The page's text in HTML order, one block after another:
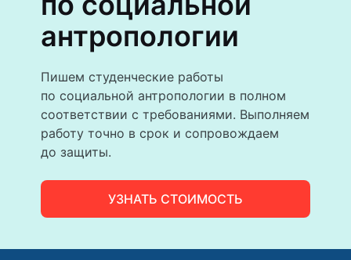
антропологии
Пишем студенческие работы
по социальной антропологии в полном
соответствии с требованиями. Выполняем
работу точно в срок и сопровождаем
до защиты.
УЗНАТЬ СТОИМОСТЬ